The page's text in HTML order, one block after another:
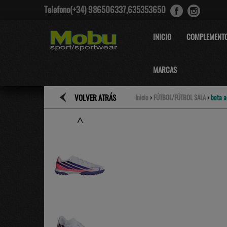
Telefono(+34) 986506337,635353650
INICIO
MARCAS
VOLVER ATRÁS Inicio › FÚTBOL/FÚTBOL SALA›bota
˄